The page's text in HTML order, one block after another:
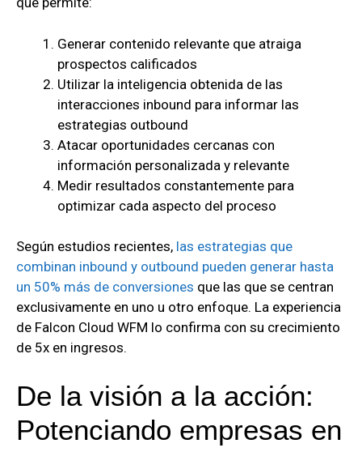
Generar contenido relevante que atraiga
prospectos calificados
Utilizar la inteligencia obtenida de las
interacciones inbound para informar las
estrategias outbound
Atacar oportunidades cercanas con
información personalizada y relevante
Medir resultados constantemente para
optimizar cada aspecto del proceso
Según estudios recientes, las estrategias que
combinan inbound y outbound pueden generar hasta
un 50% más de conversiones que las que se centran
exclusivamente en uno u otro enfoque. La experiencia
de Falcon Cloud WFM lo confirma con su crecimiento
de 5x en ingresos.
De la visión a la acción:
Potenciando empresas en